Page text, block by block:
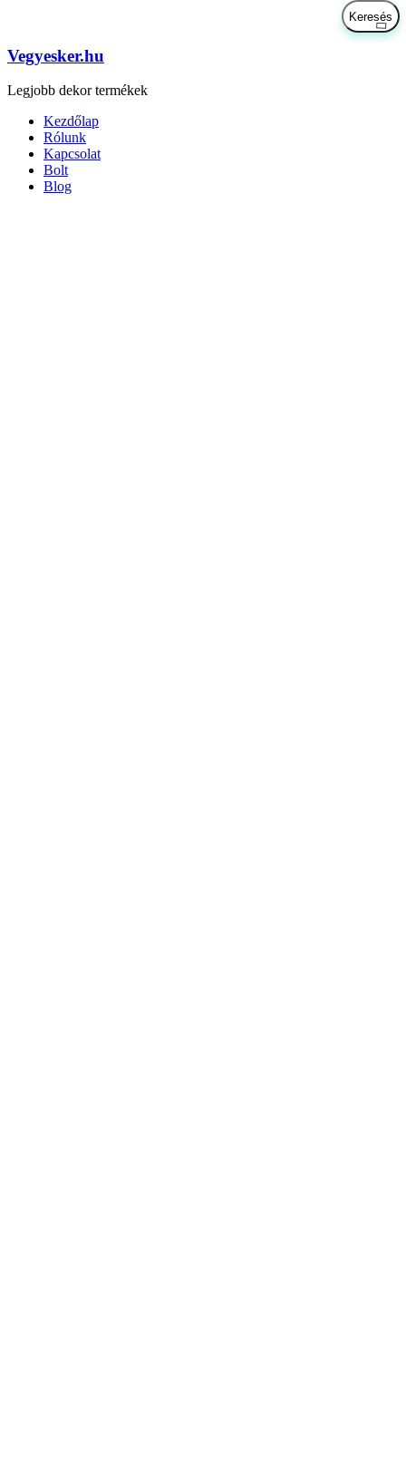
Vegyesker.hu
Legjobb dekor termékek
Kezdőlap
Rólunk
Kapcsolat
Bolt
Blog